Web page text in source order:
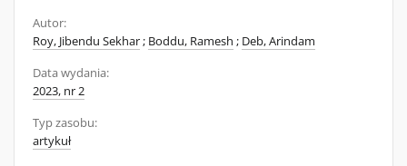
Autor:
Roy, Jibendu Sekhar; Boddu, Ramesh ; Deb, Arindam
Data wydania:
2023, nr 2
Typ zasobu:
artykuł